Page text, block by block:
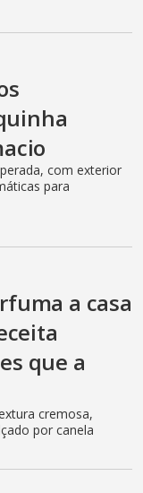
com exterior
para
a casa
que a
cremosa,
por canela